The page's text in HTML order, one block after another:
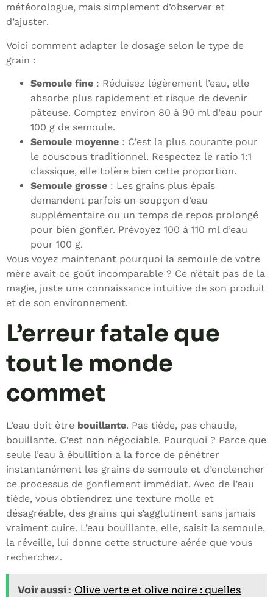
météorologue, mais simplement d’observer et
d’ajuster.
Voici comment adapter le dosage selon le type de
grain :
Semoule fine : Réduisez légèrement l’eau, elle
absorbe plus rapidement et risque de devenir
pâteuse. Comptez environ 80 à 90 ml d’eau pour
100 g de semoule.
Semoule moyenne : C’est la plus courante pour
le couscous traditionnel. Respectez le ratio 1:1
classique, elle tolère bien cette proportion.
Semoule grosse : Les grains plus épais
demandent parfois un soupçon d’eau
supplémentaire ou un temps de repos prolongé
pour bien gonfler. Prévoyez 100 à 110 ml d’eau
pour 100 g.
Vous voyez maintenant pourquoi la semoule de votre
mère avait ce goût incomparable ? Ce n’était pas de la
magie, juste une connaissance intuitive de son produit
et de son environnement.
L’erreur fatale que
tout le monde
commet
L’eau doit être bouillante. Pas tiède, pas chaude,
bouillante. C’est non négociable. Pourquoi ? Parce que
seule l’eau à ébullition a la force de pénétrer
instantanément les grains de semoule et d’enclencher
ce processus de gonflement immédiat. Avec de l’eau
tiède, vous obtiendrez une texture molle et
désagréable, des grains qui s’agglutinent sans jamais
vraiment cuire. L’eau bouillante, elle, saisit la semoule,
la réveille, lui donne cette structure aérée que vous
recherchez.
Voir aussi : Olive verte et olive noire : quelles